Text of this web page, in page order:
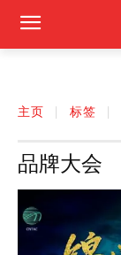
主页 标签
品牌大会